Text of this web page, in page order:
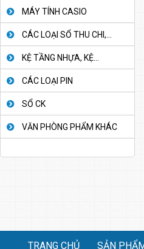
MÁY TÍNH CASIO
CÁC LOẠI SỔ THU CHI,...
KỆ TẦNG NHỰA, KỆ...
CÁC LOẠI PIN
SỔ CK
VĂN PHÒNG PHẨM KHÁC
TRANG CHỦ SẢN